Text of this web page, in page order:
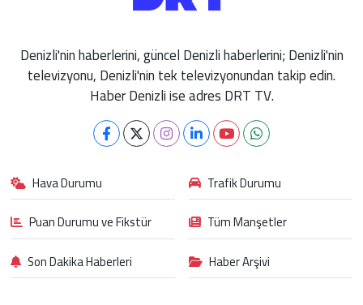
Denizli'nin haberlerini, güncel Denizli haberlerini; Denizli'nin
televizyonu, Denizli'nin tek televizyonundan takip edin.
Haber Denizli ise adres DRT TV.
Hava Durumu
Trafik Durumu
Puan Durumu ve Fikstür
Tüm Manşetler
Son Dakika Haberleri
Haber Arşivi